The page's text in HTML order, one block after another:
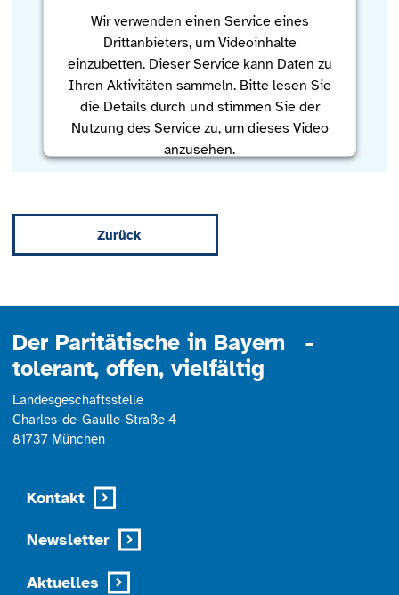
Wir verwenden einen Service eines
Drittanbieters, um Videoinhalte
einzubetten. Dieser Service kann Daten zu
Ihren Aktivitäten sammeln. Bitte lesen Sie
die Details durch und stimmen Sie der
Nutzung des Service zu, um dieses Video
anzusehen.
Management Platform
Zurück
Der Paritätische in Bayern -
tolerant, offen, vielfältig
Landesgeschäftsstelle
Charles-de-Gaulle-Straße 4
81737 München
Kontakt
Newsletter
Aktuelles